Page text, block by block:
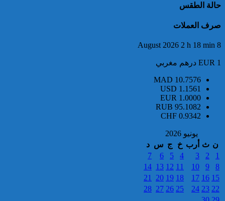
ناسفة إضافية في طور التركيب
إحباط مخطط إرهابي بالغ
الخطورة كان يستهدف المغرب
بتكليف وتحريض مباشر من قيادي
الساحل الإفريقي
حالة الطقس
صرف العملات
8 August 2026 2 h 18 min
EUR 1 درهم مغربي
MAD 10.7576
USD 1.1561
EUR 1.0000
RUB 95.1082
CHF 0.9342
يونيو 2026
ن ث أرب خ ج س د
1
2
3
4
5
6
7
8
9
10
11
12
13
14
15
16
17
18
19
20
21
22
23
24
25
26
27
28